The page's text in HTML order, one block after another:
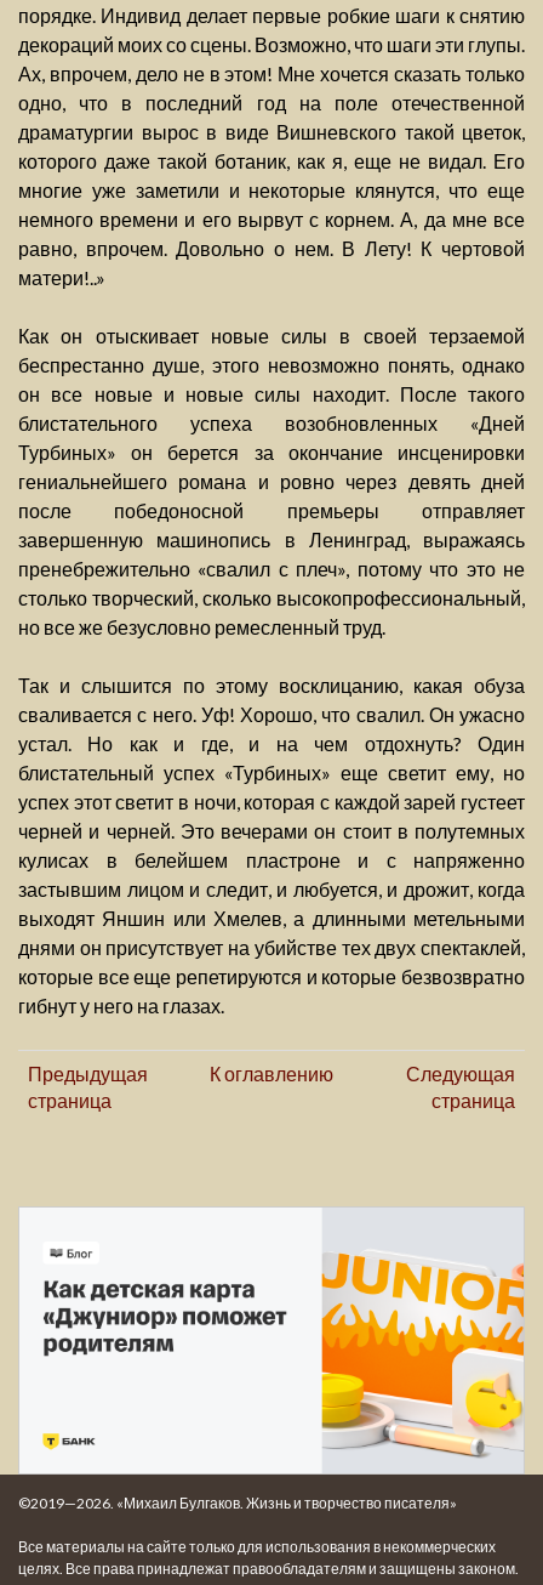
порядке. Индивид делает первые робкие шаги к снятию
декораций моих со сцены. Возможно, что шаги эти глупы.
Ах, впрочем, дело не в этом! Мне хочется сказать только
одно, что в последний год на поле отечественной
драматургии вырос в виде Вишневского такой цветок,
которого даже такой ботаник, как я, еще не видал. Его
многие уже заметили и некоторые клянутся, что еще
немного времени и его вырвут с корнем. А, да мне все
равно, впрочем. Довольно о нем. В Лету! К чертовой
матери!..»
Как он отыскивает новые силы в своей терзаемой
беспрестанно душе, этого невозможно понять, однако
он все новые и новые силы находит. После такого
блистательного успеха возобновленных «Дней
Турбиных» он берется за окончание инсценировки
гениальнейшего романа и ровно через девять дней
после победоносной премьеры отправляет
завершенную машинопись в Ленинград, выражаясь
пренебрежительно «свалил с плеч», потому что это не
столько творческий, сколько высокопрофессиональный,
но все же безусловно ремесленный труд.
Так и слышится по этому восклицанию, какая обуза
сваливается с него. Уф! Хорошо, что свалил. Он ужасно
устал. Но как и где, и на чем отдохнуть? Один
блистательный успех «Турбиных» еще светит ему, но
успех этот светит в ночи, которая с каждой зарей густеет
черней и черней. Это вечерами он стоит в полутемных
кулисах в белейшем пластроне и с напряженно
застывшим лицом и следит, и любуется, и дрожит, когда
выходят Яншин или Хмелев, а длинными метельными
днями он присутствует на убийстве тех двух спектаклей,
которые все еще репетируются и которые безвозвратно
гибнут у него на глазах.
Предыдущая
страница
К оглавлению
Следующая
страница
©2019—2026. «Михаил Булгаков. Жизнь и творчество писателя»
Все материалы на сайте только для использования в некоммерческих
целях. Все права принадлежат правообладателям и защищены законом.